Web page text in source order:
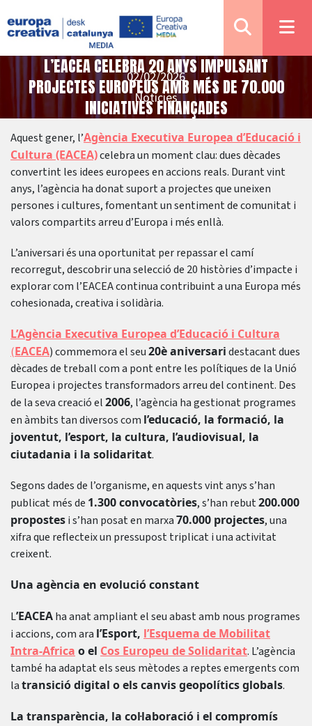
Notícies
L’EACEA CELEBRA 20 ANYS IMPULSANT
PROJECTES EUROPEUS AMB MÉS DE 70.000
INICIATIVES FINANÇADES
02/02/2026
Aquest gener, l’Agència Executiva Europea d’Educació i
Cultura (EACEA)celebra un moment clau: dues dècades
convertint les idees europees en accions reals. Durant vint
anys, l’agència ha donat suport a projectes que uneixen
persones i cultures, fomentant un sentiment de comunitat i
valors compartits arreu d’Europa i més enllà.
L’aniversari és una oportunitat per repassar el camí
recorregut, descobrir una selecció de 20 històries d’impacte i
explorar com l’EACEA continua contribuint a una Europa més
cohesionada, creativa i solidària.
L’Agència Executiva Europea d’Educació i Cultura
(EACEA) commemora el seu20è aniversaridestacant dues
dècades de treball com a pont entre les polítiques de la Unió
Europea i projectes transformadors arreu del continent. Des
de la seva creació el2006, l’agència ha gestionat programes
en àmbits tan diversos com l’educació, la formació, la
joventut, l’esport, la cultura, l’audiovisual, la
ciutadania i la solidaritat.
Segons dades de l’organisme, en aquests vint anys s’han
publicat més de 1.300 convocatòries, s’han rebut200.000
propostesi s’han posat en marxa70.000 projectes, una
xifra que reflecteix un pressupost triplicat i una activitat
creixent.
Una agència en evolució constant
L’EACEAha anat ampliant el seu abast amb nous programes
i accions, com ara l’Esport, l’Esquema de Mobilitat
Intra-Africa o el Cos Europeu de Solidaritat. L’agència
també ha adaptat els seus mètodes a reptes emergents com
latransició digital o els canvis geopolítics globals.
La transparència, la col·laboració i el compromís